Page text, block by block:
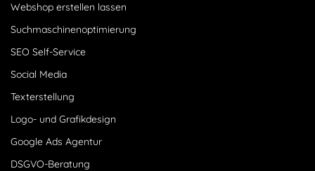
Webshop erstellen lassen
Suchmaschinenoptimierung
SEO Self-Service
Social Media
Texterstellung
Logo- und Grafikdesign
Google Ads Agentur
DSGVO-Beratung